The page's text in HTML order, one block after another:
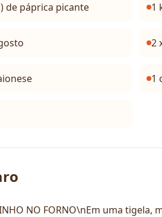
de páprica picante 1
2
1
NO FORNO\nEm uma